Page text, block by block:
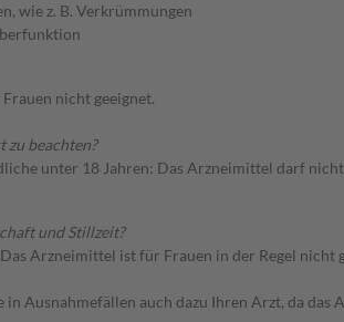
wie z. B. Verkrümmungen
nicht geeignet.
zu beachten?
unter 18 Jahren: Das Arzneimittel darf
und Stillzeit?
Arzneimittel ist für Frauen in der Regel nicht
in Ausnahmefällen auch dazu Ihren Arzt, da